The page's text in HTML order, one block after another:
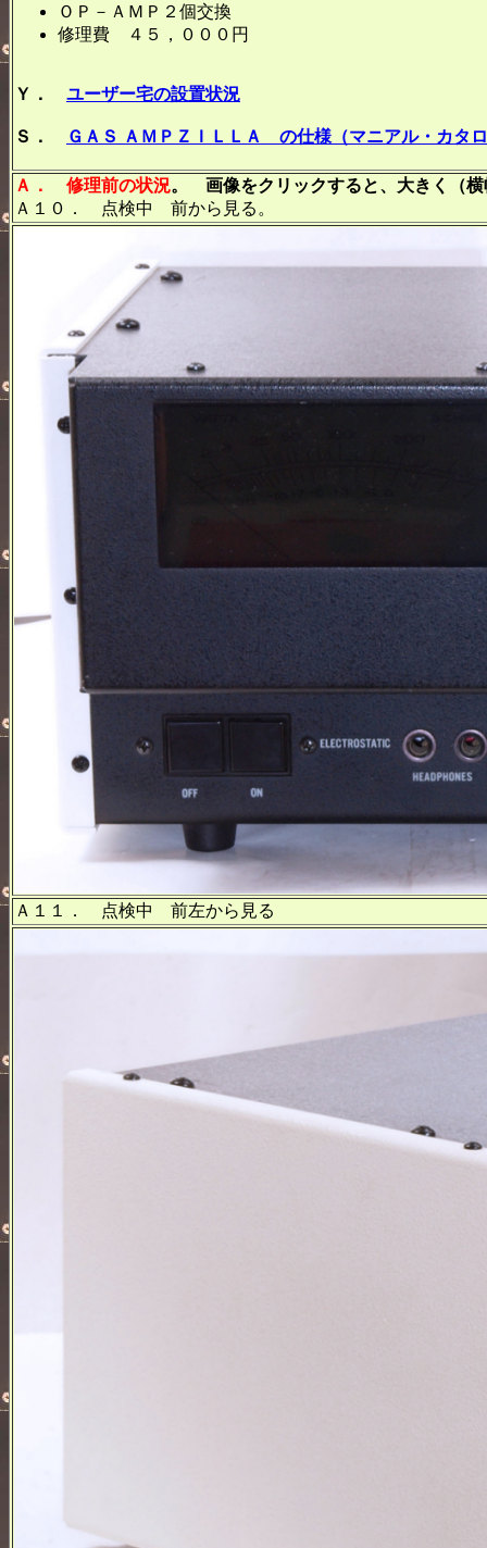
ＯＰ－ＡＭＰ２個交換
修理費 ４５，０００円
Ｙ． ユーザー宅の設置状況
Ｓ． ＧＡＳ ＡＭＰＺＩＬＬＡ の仕様（マニアル・カタ
Ａ． 修理前の状況。 画像をクリックすると、大きく（横
Ａ１０． 点検中 前から見る。
Ａ１１． 点検中 前左から見る